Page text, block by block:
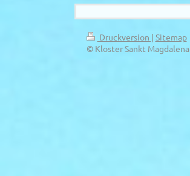
Druckversion | Sitemap
© Kloster Sankt Magdalena